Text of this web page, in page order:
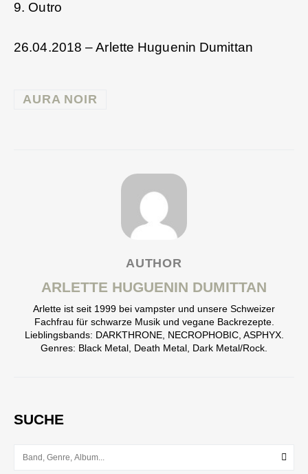
9. Outro
26.04.2018 – Arlette Huguenin Dumittan
AURA NOIR
AUTHOR
ARLETTE HUGUENIN DUMITTAN
Arlette ist seit 1999 bei vampster und unsere Schweizer
Fachfrau für schwarze Musik und vegane Backrezepte.
Lieblingsbands: DARKTHRONE, NECROPHOBIC, ASPHYX.
Genres: Black Metal, Death Metal, Dark Metal/Rock.
SUCHE